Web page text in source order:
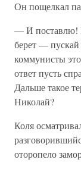
Он пощелкал
— И поставлю!
берет —
коммунисты
ответ пусть
Дальше такое
Николай?
Коля
оторопело